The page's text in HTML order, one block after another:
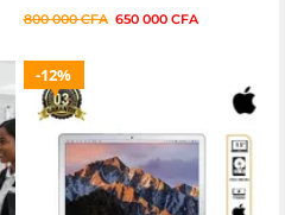
Occasion – 03 mois
800 000CFA 650 000 CFA
12%